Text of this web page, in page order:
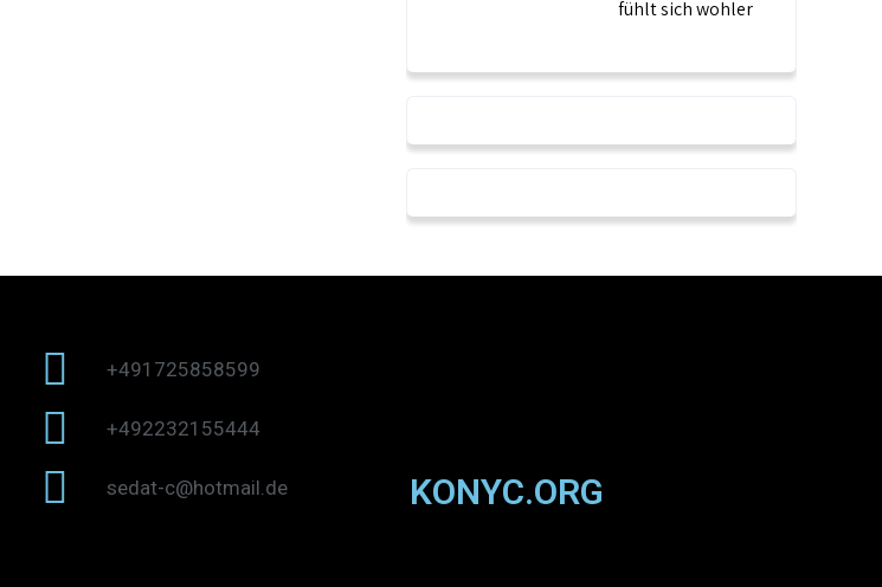
fühlt sich wohler
+491725858599
+492232155444
sedat-c@hotmail.de KONYC.ORG